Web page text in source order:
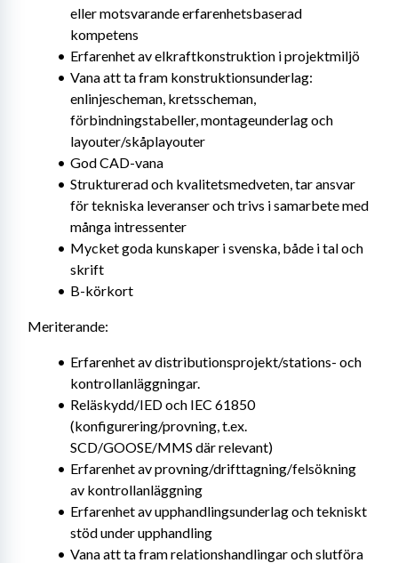
eller motsvarande erfarenhetsbaserad
kompetens
Erfarenhet av elkraftkonstruktion i projektmiljö
Vana att ta fram konstruktionsunderlag:
enlinjescheman, kretsscheman,
förbindningstabeller, montageunderlag och
layouter/skåplayouter
God CAD-vana
Strukturerad och kvalitetsmedveten, tar ansvar
för tekniska leveranser och trivs i samarbete med
många intressenter
Mycket goda kunskaper i svenska, både i tal och
skrift
B-körkort
Meriterande:
Erfarenhet av distributionsprojekt/stations- och
kontrollanläggningar.
Reläskydd/IED och IEC 61850
(konfigurering/provning, t.ex.
SCD/GOOSE/MMS där relevant)
Erfarenhet av provning/drifttagning/felsökning
av kontrollanläggning
Erfarenhet av upphandlingsunderlag och tekniskt
stöd under upphandling
Vana att ta fram relationshandlingar och slutföra